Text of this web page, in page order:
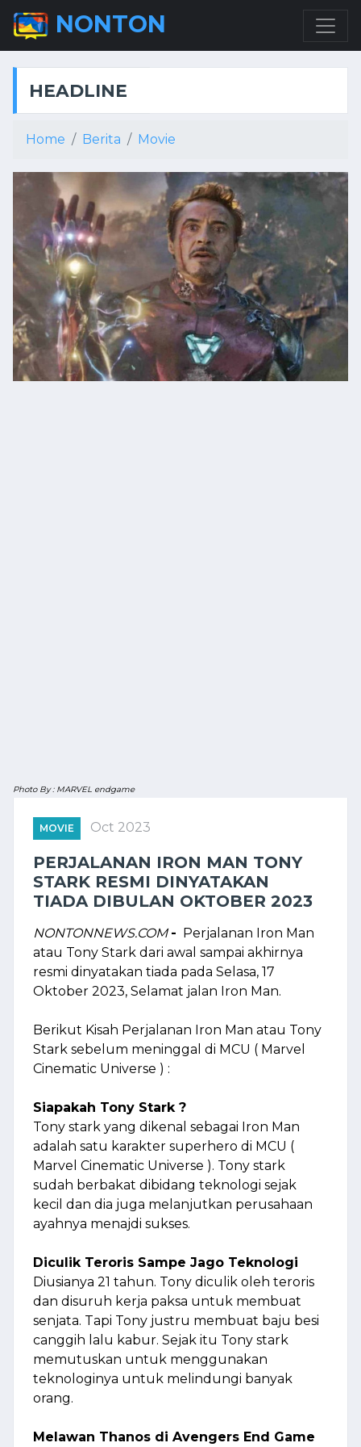
NONTON
HEADLINE
Home Berita Movie
Photo By : MARVEL endgame
MOVIE Oct 2023
PERJALANAN IRON MAN TONY
STARK RESMI DINYATAKAN
TIADA DIBULAN OKTOBER 2023
NONTONNEWS.COM - Perjalanan Iron Man
atau Tony Stark dari awal sampai akhirnya
resmi dinyatakan tiada pada Selasa, 17
Oktober 2023, Selamat jalan Iron Man.
Berikut Kisah Perjalanan Iron Man atau Tony
Stark sebelum meninggal di MCU ( Marvel
Cinematic Universe ) :
Siapakah Tony Stark ?
Tony stark yang dikenal sebagai Iron Man
adalah satu karakter superhero di MCU (
Marvel Cinematic Universe ). Tony stark
sudah berbakat dibidang teknologi sejak
kecil dan dia juga melanjutkan perusahaan
ayahnya menajdi sukses.
Diculik Teroris Sampe Jago Teknologi
Diusianya 21 tahun. Tony diculik oleh teroris
dan disuruh kerja paksa untuk membuat
senjata. Tapi Tony justru membuat baju besi
canggih lalu kabur. Sejak itu Tony stark
memutuskan untuk menggunakan
teknologinya untuk melindungi banyak
orang.
Melawan Thanos di Avengers End Game